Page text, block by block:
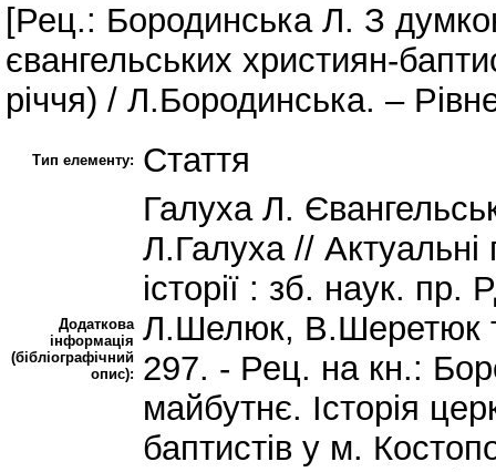
[Рец.: Бородинська Л. З
євангельських християн-
річчя) / Л.Бородинська. –
Тип елементу: Стаття
Додаткова
інформація
(бібліографічний
опис):
Галуха Л.
Л.Галуха // Актуальні
історії : зб. наук.
Л.Шелюк, В.Шеретюк
297. - Рец. на кн.:
майбутнє. Історія
баптистів у м.